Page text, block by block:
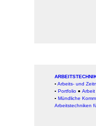
▪ Arbeits- und
▪ Portfolio ● Arbeit
▪ Mündliche
Arbeitstechniken